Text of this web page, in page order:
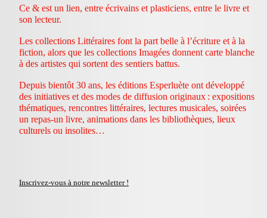
Ce & est un lien, entre écrivains et plasticiens, entre le livre et
son lecteur.
Les collections Littéraires font la part belle à l’écriture et à la
fiction, alors que les collections Imagées donnent carte blanche
à des artistes qui sortent des sentiers battus.
Depuis bientôt 30 ans, les éditions Esperluète ont développé
des initiatives et des modes de diffusion originaux : expositions
thématiques, rencontres littéraires, lectures musicales, soirées
un repas-un livre, animations dans les bibliothèques, lieux
culturels ou insolites…
Inscrivez-vous à notre newsletter !